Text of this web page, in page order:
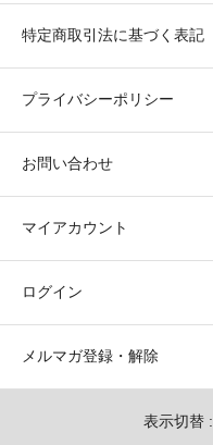
特定商取引法に基づく表記
プライバシーポリシー
お問い合わせ
マイアカウント
ログイン
メルマガ登録・解除
表示切替 :